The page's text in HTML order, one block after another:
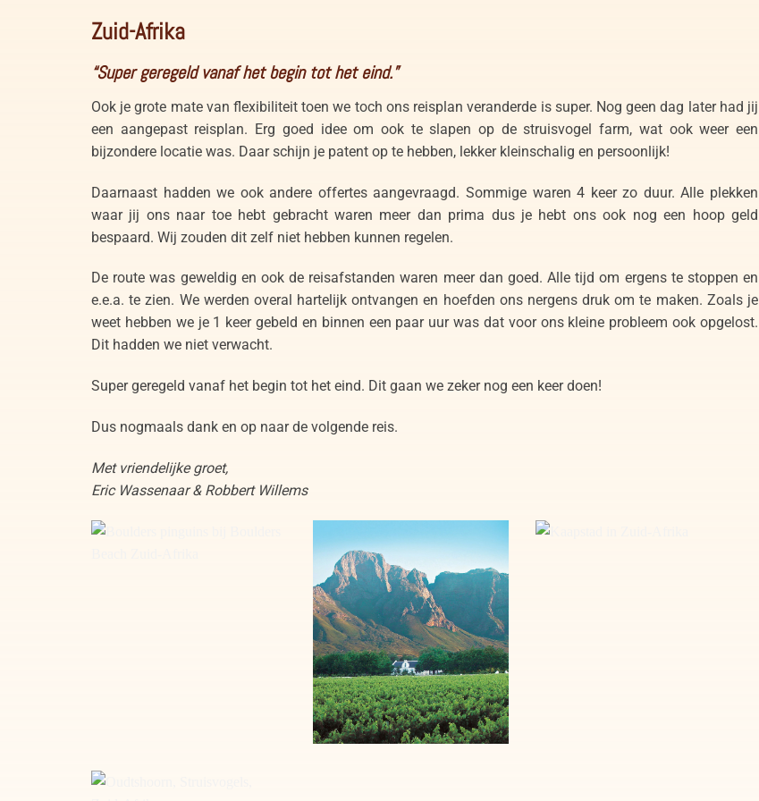
Zuid-Afrika
“Super geregeld vanaf het begin tot het eind.”
Ook je grote mate van flexibiliteit toen we toch ons reisplan veranderde is super. Nog geen dag later had jij
een aangepast reisplan. Erg goed idee om ook te slapen op de struisvogel farm, wat ook weer een
bijzondere locatie was. Daar schijn je patent op te hebben, lekker kleinschalig en persoonlijk!
Daarnaast hadden we ook andere offertes aangevraagd. Sommige waren 4 keer zo duur. Alle plekken
waar jij ons naar toe hebt gebracht waren meer dan prima dus je hebt ons ook nog een hoop geld
bespaard. Wij zouden dit zelf niet hebben kunnen regelen.
De route was geweldig en ook de reisafstanden waren meer dan goed. Alle tijd om ergens te stoppen en
e.e.a. te zien. We werden overal hartelijk ontvangen en hoefden ons nergens druk om te maken. Zoals je
weet hebben we je 1 keer gebeld en binnen een paar uur was dat voor ons kleine probleem ook opgelost.
Dit hadden we niet verwacht.
Super geregeld vanaf het begin tot het eind. Dit gaan we zeker nog een keer doen!
Dus nogmaals dank en op naar de volgende reis.
Met vriendelijke groet,
Eric Wassenaar & Robbert Willems
Beach Zuid-Afrika